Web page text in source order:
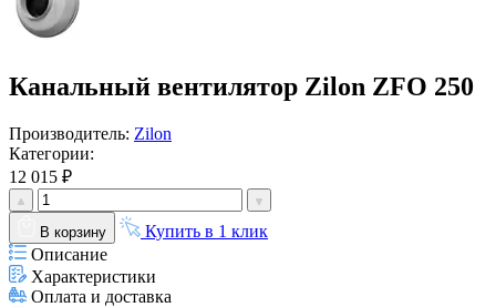
Канальный вентилятор Zilon ZFO 250
Производитель: Zilon
Категории:
12 015 ₽
В корзину
Купить в 1 клик
Описание
Характеристики
Оплата и доставка